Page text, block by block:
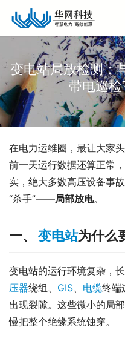
变电站局放检测：
带电巡
在电力运维圈，最让大家
前一天运行数据还算正常
实，绝大多数高压设备事
“杀手”——局部放电。
一、 变电站为什么
变电站的运行环境复杂，
压器绕组、 GIS、 电缆终端
出现裂隙。这些微小的局
慢把整个绝缘系统蚀穿。